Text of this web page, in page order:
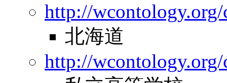
http://
北海道
http://